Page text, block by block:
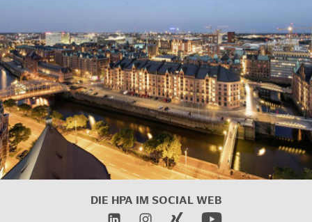
DIE HPA IM SOCIAL WEB